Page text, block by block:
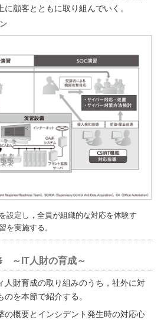
顧客とともに取り組んでいく。
設定し，全員が組織的な対応を体験す
を実施する。
～IT人財の育成～
人財育成の取り組みのうち，社外に対
を本節で紹介する。
の概要とインシデント発生時の対応心